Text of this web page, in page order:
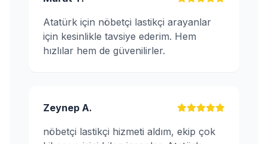
Atatürk için nöbetçi lastikçi arayanlar
için kesinlikle tavsiye ederim. Hem
hızlılar hem de güvenilirler.
Zeynep A.
nöbetçi lastikçi hizmeti aldım, ekip çok